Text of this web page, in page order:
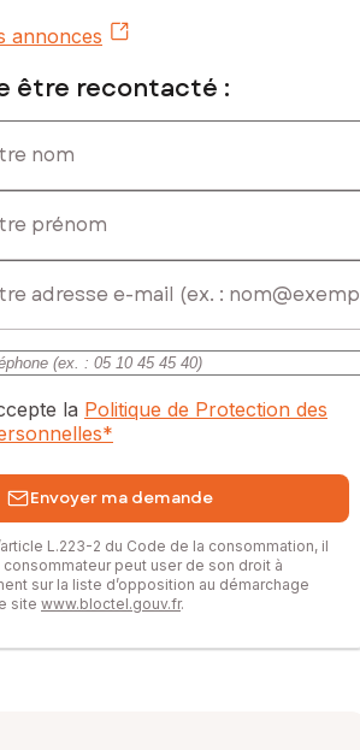
sur le site Géorisques :
900 €
vendeur
SAFTI : Dorothée BOGO, Tél. : 06
: dorothee.bogo@safti.fr - EI - Agent
au RSAC de BORDEAUX sous le
annonces
être recontacté :
la Politique de Protection des
*
Envoyer ma demande
L.223-2 du Code de la consommation, il
peut user de son droit à
sur la liste d’opposition au démarchage
site www.bloctel.gouv.fr.